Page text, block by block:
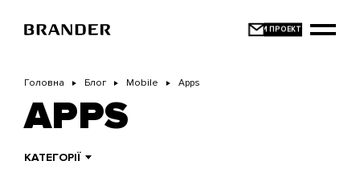
основного
Головна Блог Mobile Apps
APPS
КАТЕГОРІЇ